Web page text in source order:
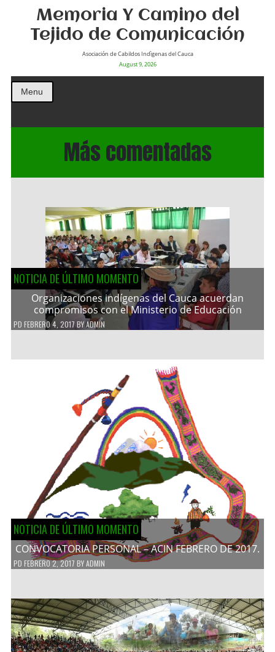
Memoria Y Camino del
Tejido de Comunicación
Asociación de Cabildos Indìgenas del Cauca
August 9, 2026
Menu
Más comentadas
NOTICIA DE ÚLTIMO MOMENTO
Organizaciones indígenas del Cauca acuerdan
compromisos con el Ministerio de Educación
PD FEBRERO 4, 2017 BYADMIN
NOTICIA DE ÚLTIMO MOMENTO
CONVOCATORIA PERSONAL – ACIN FEBRERO DE 2017.
PD FEBRERO 2, 2017 BYADMIN